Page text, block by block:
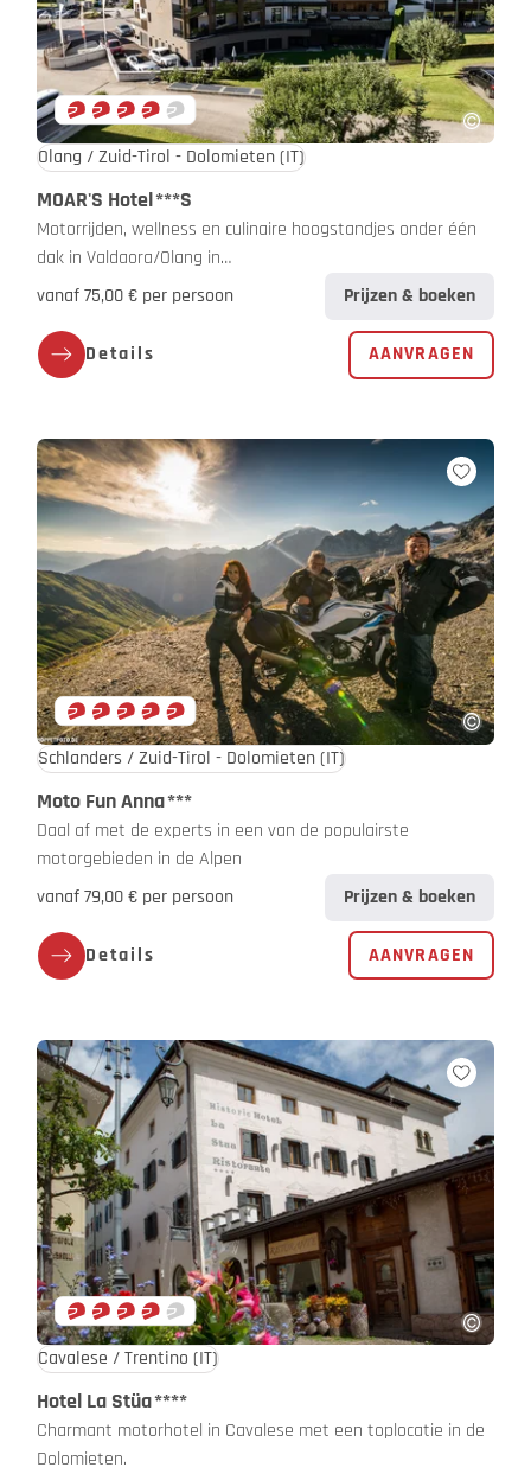
Olang / Zuid-Tirol - Dolomieten(IT)
MOAR'S Hotel***S
Motorrijden, wellness en culinaire hoogstandjes onder één
dak in Valdaora/Olang in…
vanaf 75,00 € per persoon
Prijzen & boeken
Details AANVRAGEN
Schlanders / Zuid-Tirol - Dolomieten(IT)
Moto Fun Anna***
Daal af met de experts in een van de populairste
motorgebieden in de Alpen
vanaf 79,00 € per persoon
Prijzen & boeken
Details AANVRAGEN
Cavalese / Trentino (IT)
Hotel La Stüa****
Charmant motorhotel in Cavalese met een toplocatie in de
Dolomieten.